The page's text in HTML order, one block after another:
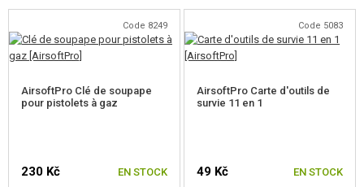
BATTERIES, CHARGEURS
CHARGEURS, BB LOADER
ÉQUIPEMENT, UNIFORMES...
Code 8249
AirsoftPro Clé de soupape
pour pistolets à gaz
230 Kč EN STOCK
Code 5083
AirsoftPro Carte d'outils de
survie 11 en 1
49 Kč EN STOCK